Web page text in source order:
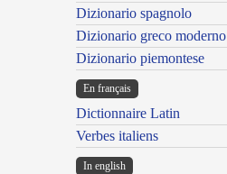
Dizionario spagnolo
Dizionario greco moderno
Dizionario piemontese
En français
Dictionnaire Latin
Verbes italiens
In english